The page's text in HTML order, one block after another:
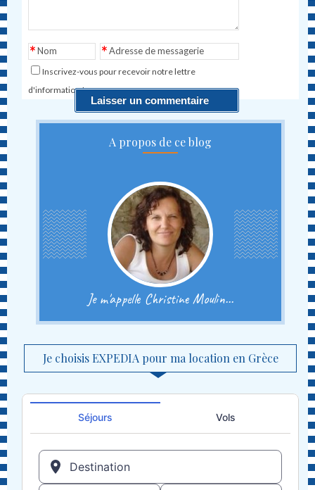
Nom
* Adresse de messagerie
*
Inscrivez-vous pour recevoir notre lettre
d'information !
A propos de ce blog
Je m'appelle Christine Moulin...
Je choisis EXPEDIA pour ma location en Grèce